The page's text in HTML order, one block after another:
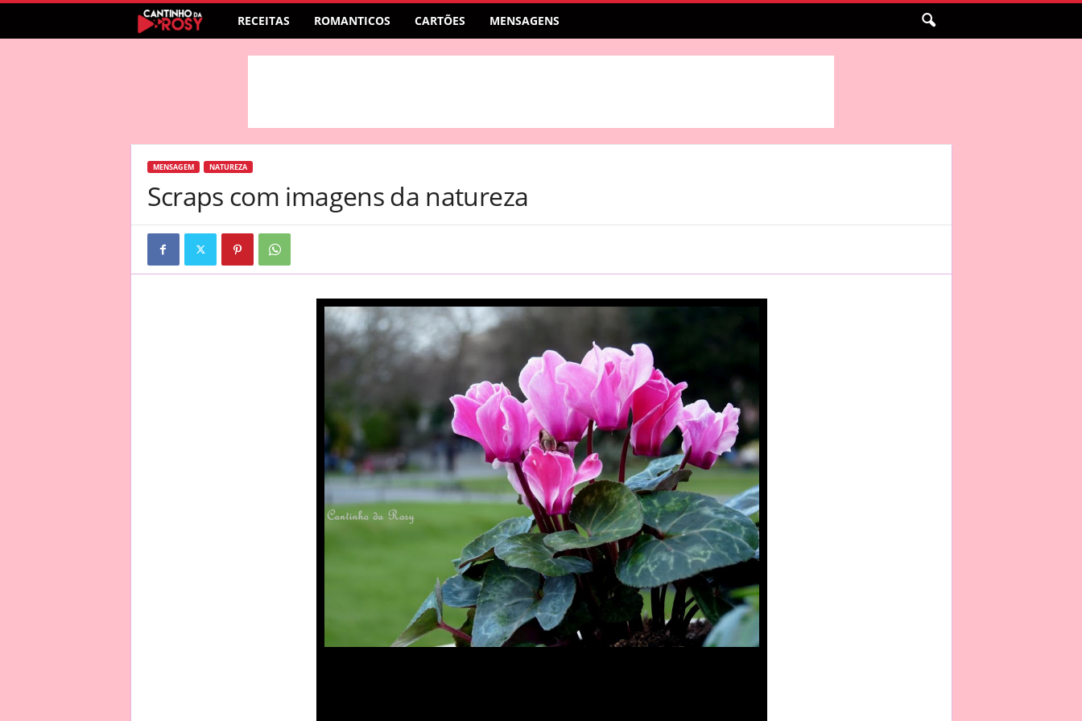
RECEITAS ROMANTICOS CARTÕES MENSAGENS
MENSAGEM NATUREZA
Scraps com imagens da natureza